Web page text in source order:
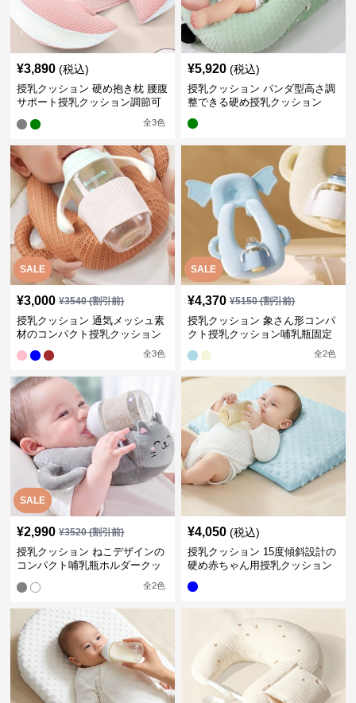
¥3,890 (税込)
授乳クッション 硬め抱き枕 腰腹
サポート授乳クッション調節可
全3色
¥5,920 (税込)
授乳クッション パンダ型高さ調
整できる硬め授乳クッション
SALE
¥3,000 ¥3540(割引前)
授乳クッション 通気メッシュ素
材のコンパクト授乳クッション
全3色
SALE
¥4,370 ¥5150(割引前)
授乳クッション 象さん形コンパ
クト授乳クッション哺乳瓶固定
全2色
SALE
¥2,990 ¥3520(割引前)
授乳クッション ねこデザインの
コンパクト哺乳瓶ホルダークッ
全2色
¥4,050 (税込)
授乳クッション 15度傾斜設計の
硬め赤ちゃん用授乳クッション